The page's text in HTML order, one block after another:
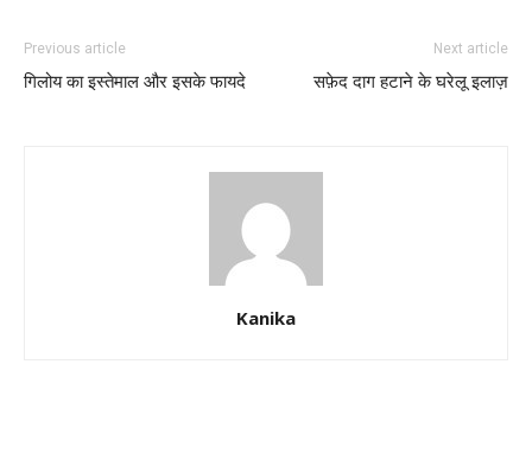
Previous article
गिलोय का इस्तेमाल और इसके फायदे
Next article
सफ़ेद दाग हटाने के घरेलू इलाज़
Kanika